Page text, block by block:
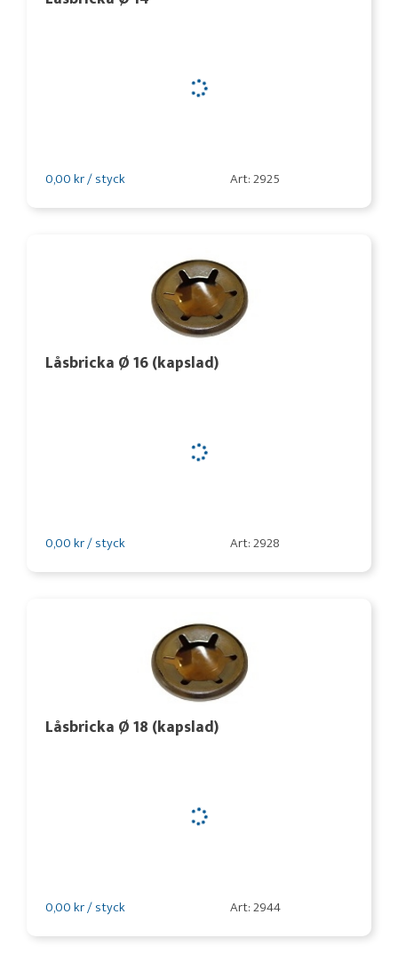
0,00 kr / styck Art: 2925
Låsbricka Ø 16 (kapslad)
0,00 kr / styck Art: 2928
Låsbricka Ø 18 (kapslad)
0,00 kr / styck Art: 2944